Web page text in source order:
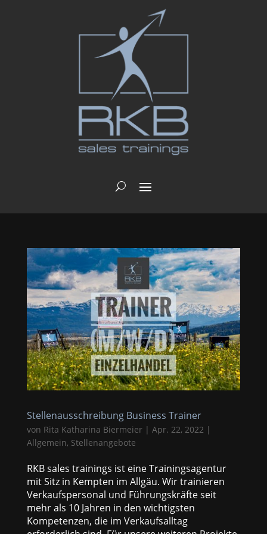
Stellenausschreibung Business Trainer
von Rita Katharina Biermeier| Apr. 22, 2022 |
Allgemein, Stellenangebote
RKB sales trainings ist eine Trainingsagentur
mit Sitz in Kempten im Allgäu. Wir trainieren
Verkaufspersonal und Führungskräfte seit
mehr als 10 Jahren in den wichtigsten
Kompetenzen, die im Verkaufsalltag